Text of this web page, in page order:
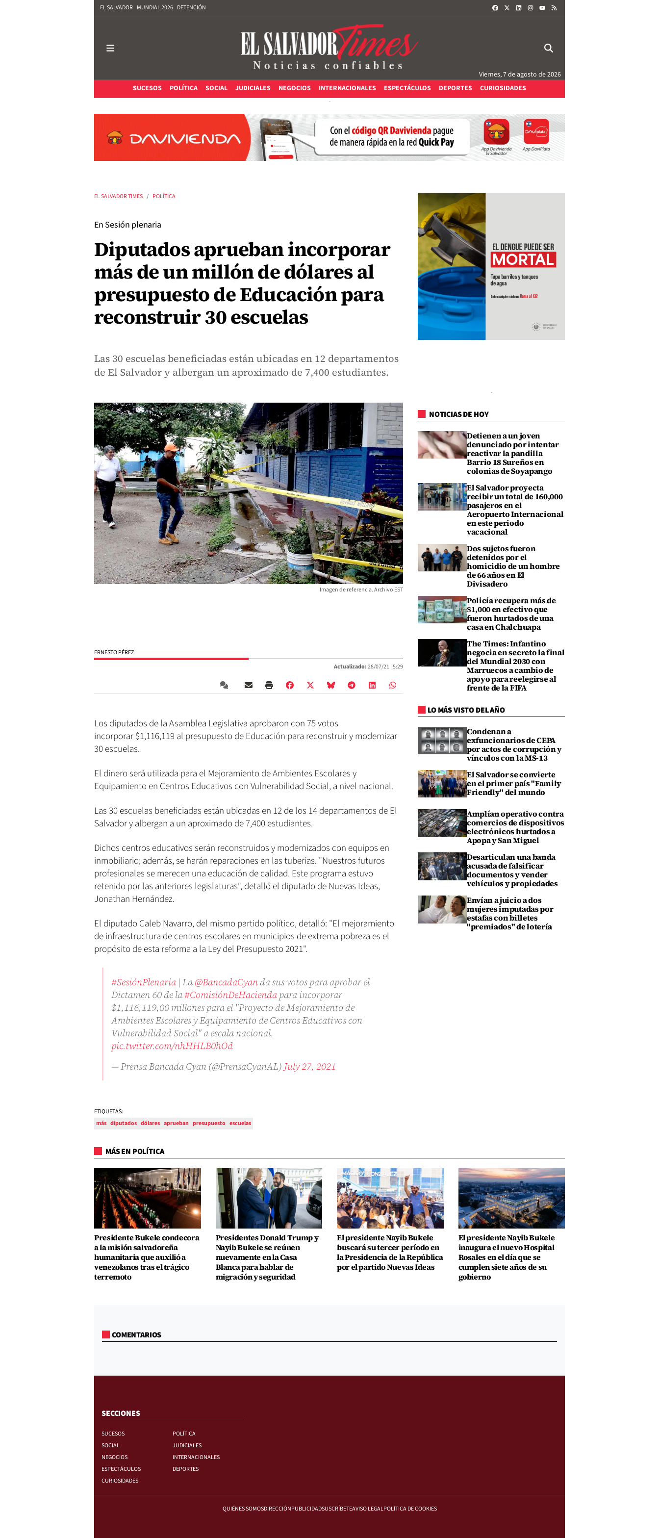
EL SALVADOR MUNDIAL 2026 DETENCIÓN FACEBOOKLINKEDININSTAGRAM
Viernes, 7 de agosto de 2026
SUCESOS
POLÍTICA SOCIAL JUDICIALES NEGOCIOS INTERNACIONALES ESPECTÁCULOS DEPORTES CURIOSIDADES
EL SALVADOR TIMES POLÍTICA
En Sesión plenaria
Diputados aprueban incorporar
más de un millón de dólares al
presupuesto de Educación para
reconstruir 30 escuelas
Las 30 escuelas beneficiadas están ubicadas en 12 departamentos
de El Salvador y albergan un aproximado de 7,400 estudiantes.
Imagen de referencia. Archivo EST
ERNESTO PÉREZ
Actualizado:28/07/21 |5:29
Los diputados de la Asamblea Legislativa aprobaron con 75 votos
incorporar $1,116,119 al presupuesto de Educación para reconstruir y modernizar
30 escuelas.
El dinero será utilizada para el Mejoramiento de Ambientes Escolares y
Equipamiento en Centros Educativos con Vulnerabilidad Social, a nivel nacional.
Las 30 escuelas beneficiadas están ubicadas en 12 de los 14 departamentos de El
Salvador y albergan a un aproximado de 7,400 estudiantes.
Dichos centros educativos serán reconstruidos y modernizados con equipos en
inmobiliario; además, se harán reparaciones en las tuberías. "Nuestros futuros
profesionales se merecen una educación de calidad. Este programa estuvo
retenido por las anteriores legislaturas", detalló el diputado de Nuevas Ideas,
Jonathan Hernández.
El diputado Caleb Navarro, del mismo partido político, detalló: "El mejoramiento
de infraestructura de centros escolares en municipios de extrema pobreza es el
propósito de esta reforma a la Ley del Presupuesto 2021".
#SesiónPlenaria | La@BancadaCyanda sus votos para aprobar el
Dictamen 60 de la#ComisiónDeHaciendapara incorporar
$1,116,119,00 millones para el "Proyecto de Mejoramiento de
Ambientes Escolares y Equipamiento de Centros Educativos con
Vulnerabilidad Social" a escala nacional.
pic.twitter.com/nhHHLB0hOd
— Prensa Bancada Cyan (@PrensaCyanAL) July 27, 2021
ETIQUETAS:
más diputados dólares aprueban presupuesto escuelas
NOTICIAS DE HOY
Detienen a un joven
denunciado por intentar
reactivar la pandilla
Barrio 18 Sureños en
colonias de Soyapango
El Salvador proyecta
recibir un total de 160,000
pasajeros en el
Aeropuerto Internacional
en este periodo
vacacional
Dos sujetos fueron
detenidos por el
homicidio de un hombre
de 66 años en El
Divisadero
Policía recupera más de
$1,000 en efectivo que
fueron hurtados de una
casa en Chalchuapa
The Times: Infantino
negocia en secreto la final
del Mundial 2030 con
Marruecos a cambio de
apoyo para reelegirse al
frente de la FIFA
LO MÁS VISTO DEL AÑO
Condenan a
exfuncionarios de CEPA
por actos de corrupción y
vínculos con la MS-13
El Salvador se convierte
en el primer país "Family
Friendly" del mundo
Amplían operativo contra
comercios de dispositivos
electrónicos hurtados a
Apopa y San Miguel
Desarticulan una banda
acusada de falsificar
documentos y vender
vehículos y propiedades
Envían a juicio a dos
mujeres imputadas por
estafas con billetes
"premiados" de lotería
MÁS EN POLÍTICA
Presidente Bukele condecora
a la misión salvadoreña
humanitaria que auxilió a
venezolanos tras el trágico
terremoto
Presidentes Donald Trump y
Nayib Bukele se reúnen
nuevamente en la Casa
Blanca para hablar de
migración y seguridad
El presidente Nayib Bukele
buscará su tercer período en
la Presidencia de la República
por el partido Nuevas Ideas
El presidente Nayib Bukele
inaugura el nuevo Hospital
Rosales en el día que se
cumplen siete años de su
gobierno
COMENTARIOS
SECCIONES
SUCESOS
POLÍTICA
SOCIAL
JUDICIALES
NEGOCIOS
INTERNACIONALES
ESPECTÁCULOS
DEPORTES
CURIOSIDADES
QUIÉNES SOMOSDIRECCIÓNPUBLICIDADSUSCRÍBETEAVISO LEGALPOLÍTICA DE COOKIES